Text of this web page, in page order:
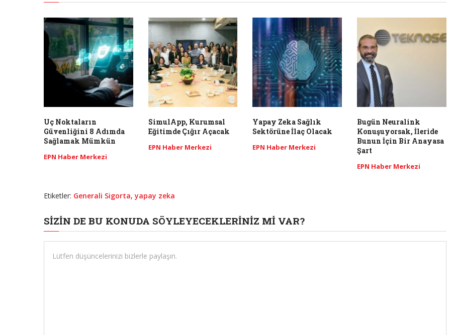
Uç Noktaların
Güvenliğini 8 Adımda
Sağlamak Mümkün
EPN Haber Merkezi
SimulApp, Kurumsal
Eğitimde Çığır Açacak
EPN Haber Merkezi
Yapay Zeka Sağlık
Sektörüne İlaç Olacak
EPN Haber Merkezi
Bugün Neuralink
Konuşuyorsak, İleride
Bunun İçin Bir Anayasa
Şart
EPN Haber Merkezi
Etiketler: Generali Sigorta,yapay zeka
SIZIN DE BU KONUDA SÖYLEYECEKLERINIZ MI VAR?